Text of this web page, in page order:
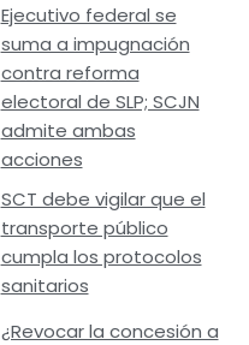
Ejecutivo federal se
suma a impugnación
contra reforma
electoral de SLP; SCJN
admite ambas
acciones
SCT debe vigilar que el
transporte público
cumpla los protocolos
sanitarios
¿Revocar la concesión a